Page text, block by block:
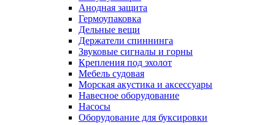
Анодная защита
Гермоупаковка
Дельные вещи
Держатели спиннинга
Звуковые сигналы и горны
Крепления под эхолот
Мебель судовая
Морская акустика и аксессуары
Навесное оборудование
Насосы
Оборудование для буксировки